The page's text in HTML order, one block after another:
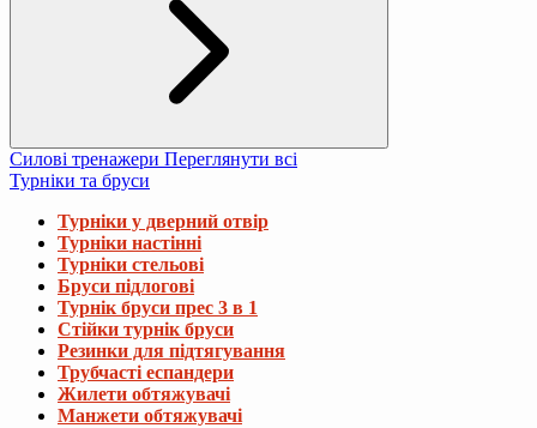
Силові тренажери Переглянути всі
Турніки та бруси
Турніки у дверний отвір
Турніки настінні
Турніки стельові
Бруси підлогові
Турнік бруси прес 3 в 1
Стійки турнік бруси
Резинки для підтягування
Трубчасті еспандери
Жилети обтяжувачі
Манжети обтяжувачі